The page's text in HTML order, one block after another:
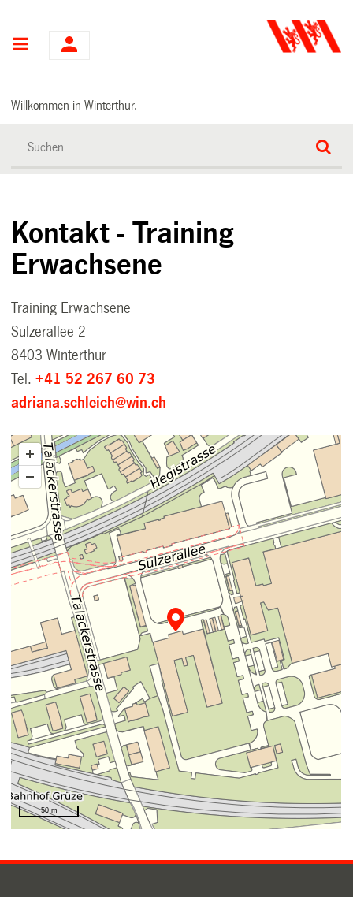
Hauptnavigation
Willkommen in Winterthur.
Kontakt - Training
Erwachsene
Training Erwachsene
Sulzerallee 2
8403 Winterthur
Tel.+41 52 267 60 73
adriana.schleich@win.ch